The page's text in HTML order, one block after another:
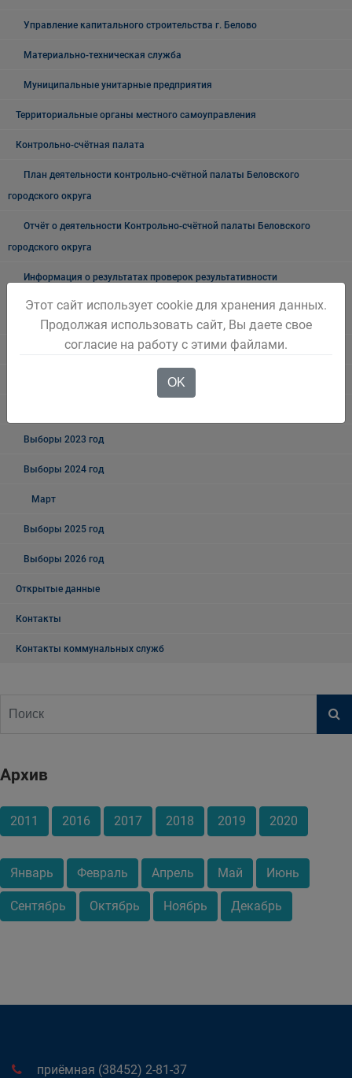
Управление капитального строительства г. Белово
Материально-техническая служба
Муниципальные унитарные предприятия
Территориальные органы местного самоуправления
Контрольно-счётная палата
План деятельности контрольно-счётной палаты Беловского
городского округа
Отчёт о деятельности Контрольно-счётной палаты Беловского
городского округа
Информация о результатах проверок результативности
(экономности и эффективности) использования средств бюджета
Беловского городского округа
Выборы 2023 год
Выборы 2024 год
Март
Выборы 2025 год
Выборы 2026 год
Открытые данные
Контакты
Контакты коммунальных служб
Архив
2011 2016 2017 2018 2019 2020
Январь Февраль Апрель Май Июнь
Сентябрь Октябрь Ноябрь Декабрь
приёмная (38452) 2-81-37
Этот сайт использует cookie для хранения данных.
Продолжая использовать сайт, Вы даете свое
согласие на работу с этими файлами.
OK